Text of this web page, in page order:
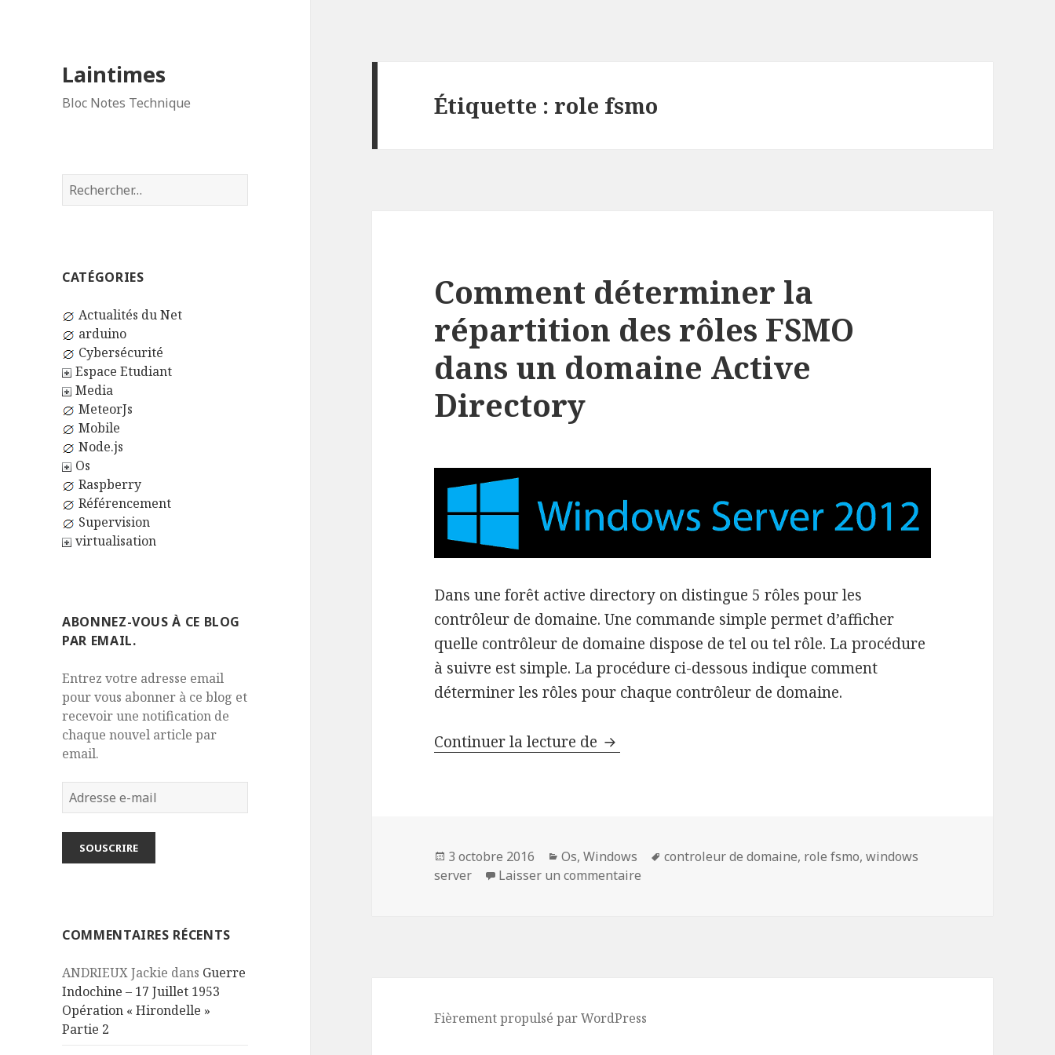
Laintimes
Bloc Notes Technique
Rechercher :
CATÉGORIES
Actualités du Net
arduino
Cybersécurité
Espace Etudiant
Media
MeteorJs
Mobile
Node.js
Os
Raspberry
Référencement
Supervision
virtualisation
ABONNEZ-VOUS À CE BLOG
PAR EMAIL.
Entrez votre adresse email
pour vous abonner à ce blog et
recevoir une notification de
chaque nouvel article par
email.
Adresse
e-
mail
SOUSCRIRE
COMMENTAIRES RÉCENTS
ANDRIEUX Jackie dans Guerre
Indochine – 17 Juillet 1953
Opération « Hirondelle »
Partie 2
Étiquette : role fsmo
Comment déterminer la
répartition des rôles FSMO
dans un domaine Active
Directory
Dans une forêt active directory on distingue 5 rôles pour les
contrôleur de domaine. Une commande simple permet d’afficher
quelle contrôleur de domaine dispose de tel ou tel rôle. La procédure
à suivre est simple. La procédure ci-dessous indique comment
déterminer les rôles pour chaque contrôleur de domaine.
Continuer la lecture de Comment déterminer la répartition des rôles FSMO dans un
Publié
le
3 octobre 2016 Catégories
Os,Windows
Mots-
controleur de domaine, role fsmo,windows
server
Laisser un commentaire
Fièrement propulsé par WordPress